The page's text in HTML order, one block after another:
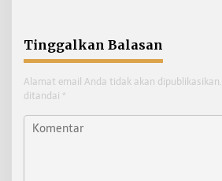
Tinggalkan Balasan
Alamat email Anda tidak akan dipublikasikan.
ditandai *